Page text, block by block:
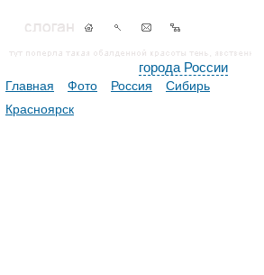
города России
Главная Фото Россия
Сибирь
Красноярск